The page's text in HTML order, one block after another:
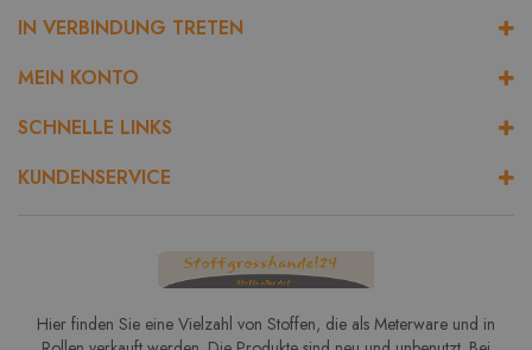
IN VERBINDUNG TRETEN
MEIN KONTO
SCHNELLE LINKS
KUNDENSERVICE
Hier finden Sie eine Vielzahl von Stoffen, die als Meterware und in